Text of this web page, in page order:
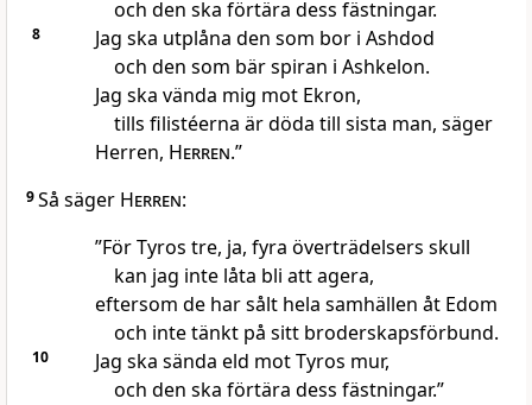
och den ska förtära dess fästningar.
8
Jag ska utplåna den som bor i Ashdod
och den som bär spiran i Ashkelon.
Jag ska vända mig mot Ekron,
tills filistéerna är döda till sista man, säger
Herren, Herren.”
9Så säger Herren:
”För Tyros tre, ja, fyra överträdelsers skull
kan jag inte låta bli att agera,
eftersom de har sålt hela samhällen åt Edom
och inte tänkt på sitt broderskapsförbund.
10
Jag ska sända eld mot Tyros mur,
och den ska förtära dess fästningar.”